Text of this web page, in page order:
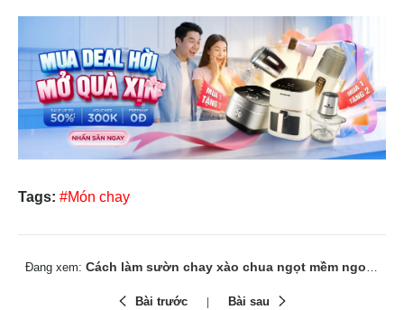
Tags: #Món chay
Đang xem: Cách làm sườn chay xào chua ngọt mềm ngon vị truyền thống
Bài trước Bài sau